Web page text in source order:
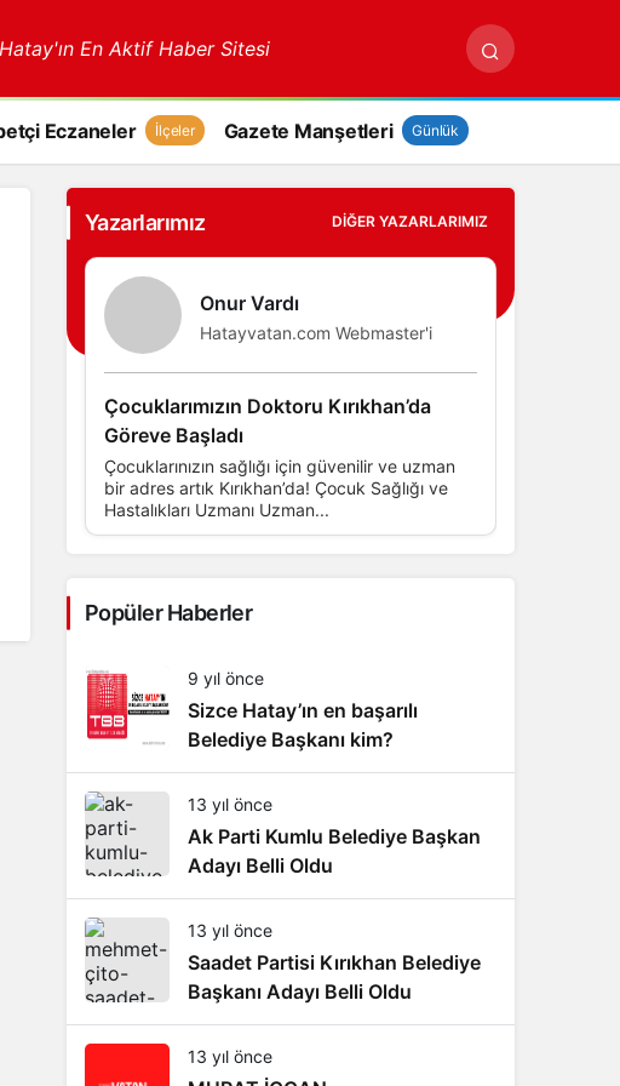
Hatay'ın En Aktif Haber Sitesi
Eczaneler İlçeler Gazete Manşetleri Günlük
Yazarlarımız DIĞER YAZARLARIMIZ
Onur Vardı
Hatayvatan.com Webmaster'i
Çocuklarımızın Doktoru Kırıkhan’da
Göreve Başladı
Çocuklarınızın sağlığı için güvenilir ve uzman
bir adres artık Kırıkhan’da! Çocuk Sağlığı ve
Hastalıkları Uzmanı Uzman...
Popüler Haberler
9 yıl önce
Sizce Hatay’ın en başarılı
Belediye Başkanı kim?
13 yıl önce
Ak Parti Kumlu Belediye Başkan
Adayı Belli Oldu
13 yıl önce
Saadet Partisi Kırıkhan Belediye
Başkanı Adayı Belli Oldu
13 yıl önce